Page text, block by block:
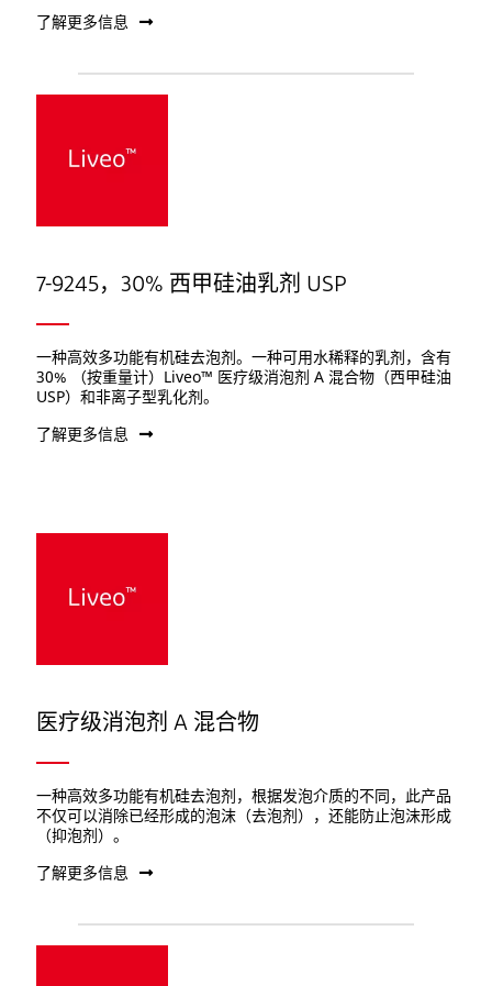
了解更多信息
7-9245，30% 西甲硅油乳剂 USP
一种高效多功能有机硅去泡剂。一种可用水稀释的乳剂，含有
30% （按重量计）Liveo™ 医疗级消泡剂 A 混合物（西甲硅油
USP）和非离子型乳化剂。
了解更多信息
医疗级消泡剂 A 混合物
一种高效多功能有机硅去泡剂，根据发泡介质的不同，此产品
不仅可以消除已经形成的泡沫（去泡剂），还能防止泡沫形成
（抑泡剂）。
了解更多信息